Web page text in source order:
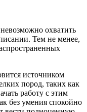
охватить
Тем не менее,
источником
пород, таких как
работу с этим
без умения спокойно